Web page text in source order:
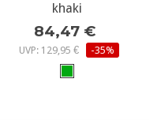
khaki
84,47 €
UVP: 129,95 € -35%